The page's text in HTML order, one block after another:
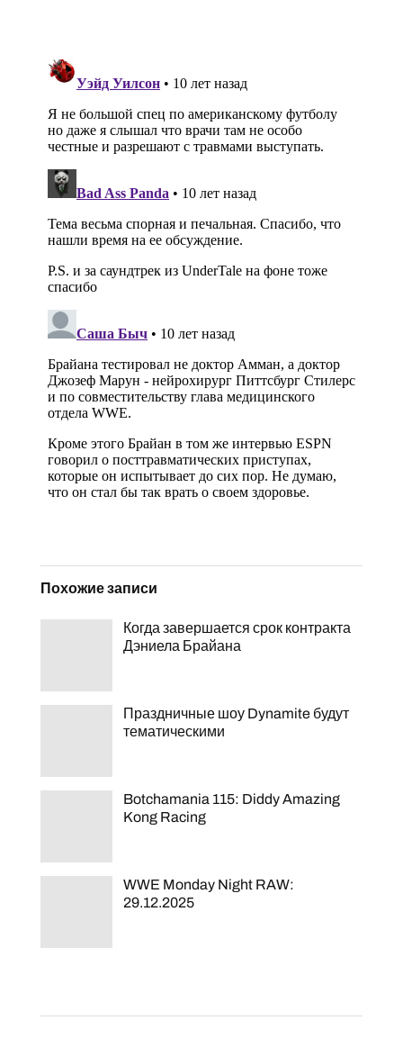
Похожие записи
Когда завершается срок контракта
Дэниела Брайана
Праздничные шоу Dynamite будут
тематическими
Botchamania 115: Diddy Amazing
Kong Racing
WWE Monday Night RAW:
29.12.2025